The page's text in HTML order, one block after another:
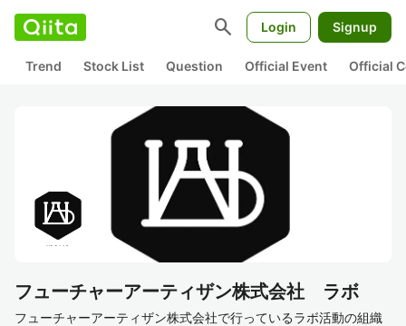
search Login Signup
Trend Stock List Question Official Event Official
フューチャーアーティザン株式会社 ラボ
フューチャーアーティザン株式会社で行っているラボ活動の組織